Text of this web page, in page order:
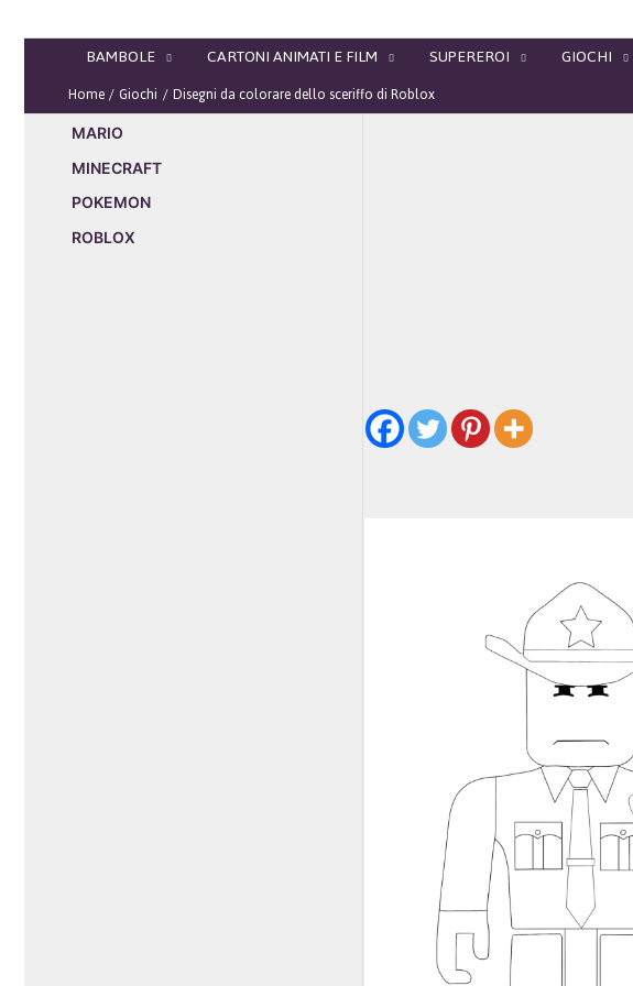
BAMBOLE CARTONI ANIMATI E FILM SUPEREROI GIOCHI
Home Giochi Disegni da colorare dello sceriffo di Roblox
MARIO
MINECRAFT
POKEMON
ROBLOX